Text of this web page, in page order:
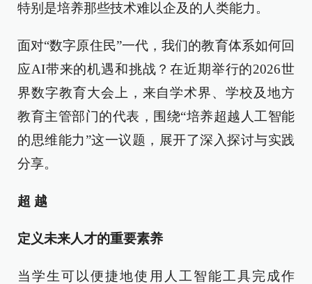
特别是培养那些技术难以企及的人类能力。
面对“数字原住民”一代，我们的教育体系如何回
应AI带来的机遇和挑战？在近期举行的2026世
界数字教育大会上，来自学术界、学校及地方
教育主管部门的代表，围绕“培养超越人工智能
的思维能力”这一议题，展开了深入探讨与实践
分享。
超 越
定义未来人才的重要素养
当学生可以便捷地使用人工智能工具完成作